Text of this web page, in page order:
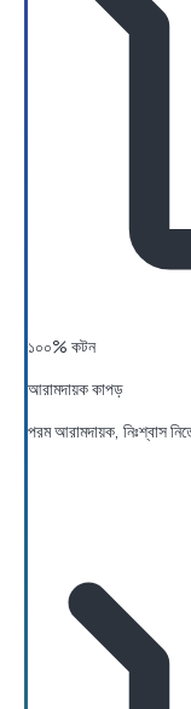
১০০% কটন
আরামদায়ক কাপড়
পরম আরামদায়ক, নিঃশ্বাস